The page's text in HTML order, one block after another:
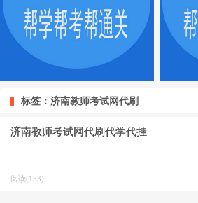
标签：济南教师考试网代刷
济南教师考试网代刷代学代挂
阅读(153)